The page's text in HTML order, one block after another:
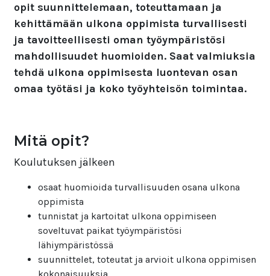
opit suunnittelemaan, toteuttamaan ja
kehittämään ulkona oppimista turvallisesti
ja tavoitteellisesti oman työympäristösi
mahdollisuudet huomioiden. Saat valmiuksia
tehdä ulkona oppimisesta luontevan osan
omaa työtäsi ja koko työyhteisön toimintaa.
Mitä opit?
Koulutuksen jälkeen
osaat huomioida turvallisuuden osana ulkona
oppimista
tunnistat ja kartoitat ulkona oppimiseen
soveltuvat paikat työympäristösi
lähiympäristössä
suunnittelet, toteutat ja arvioit ulkona oppimisen